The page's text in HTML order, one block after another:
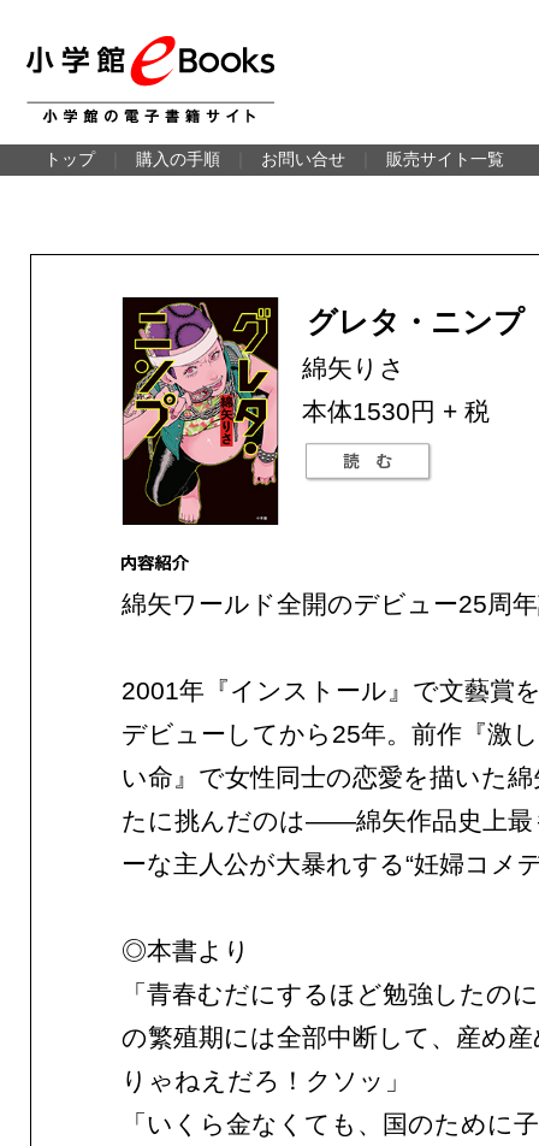
トップ 購入の手順 お問い合せ 販売サイト一覧
グレタ・ニンプ
綿矢りさ
本体1530円 + 税
綿矢ワールド全開のデビュー25周
2001年『インストール』で文藝賞
デビューしてから25年。前作『激
い命』で女性同士の恋愛を描いた
たに挑んだのは——綿矢作品史上最
ーな主人公が大暴れする“妊婦コメ
◎本書より
「青春むだにするほど勉強したの
の繁殖期には全部中断して、産め
りゃねえだろ！クソッ」
「いくら金なくても、国のために